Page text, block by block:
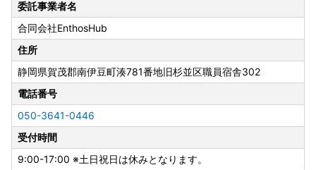
委託事業者名
合同会社EnthosHub
住所
静岡県賀茂郡南伊豆町湊781番地旧杉並区職員宿舎302
電話番号
050-3641-0446
受付時間
9:00-17:00 ※土日祝日は休みとなります。